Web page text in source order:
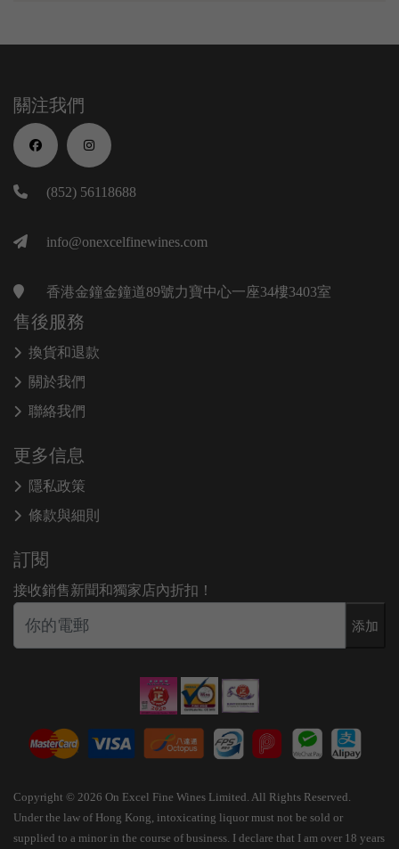
關注我們
(852) 56118688
info@onexcelfinewines.com
香港金鐘金鐘道89號力寶中心一座34樓3403室
售後服務
換貨和退款
關於我們
聯絡我們
更多信息
隱私政策
條款與細則
訂閱
接收銷售新聞和獨家店內折扣！
添加
Copyright © 2026 On Excel Fine Wines Limited. All Rights Reserved.
Under the law of Hong Kong, intoxicating liquor must not be sold or
supplied to a minor in the course of business. I declare that I am over 18 years